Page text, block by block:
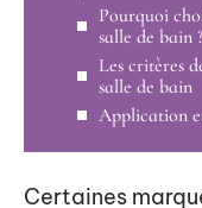
Pourquoi
salle de bain ?
Les critères
salle de bain
Application
Certaines